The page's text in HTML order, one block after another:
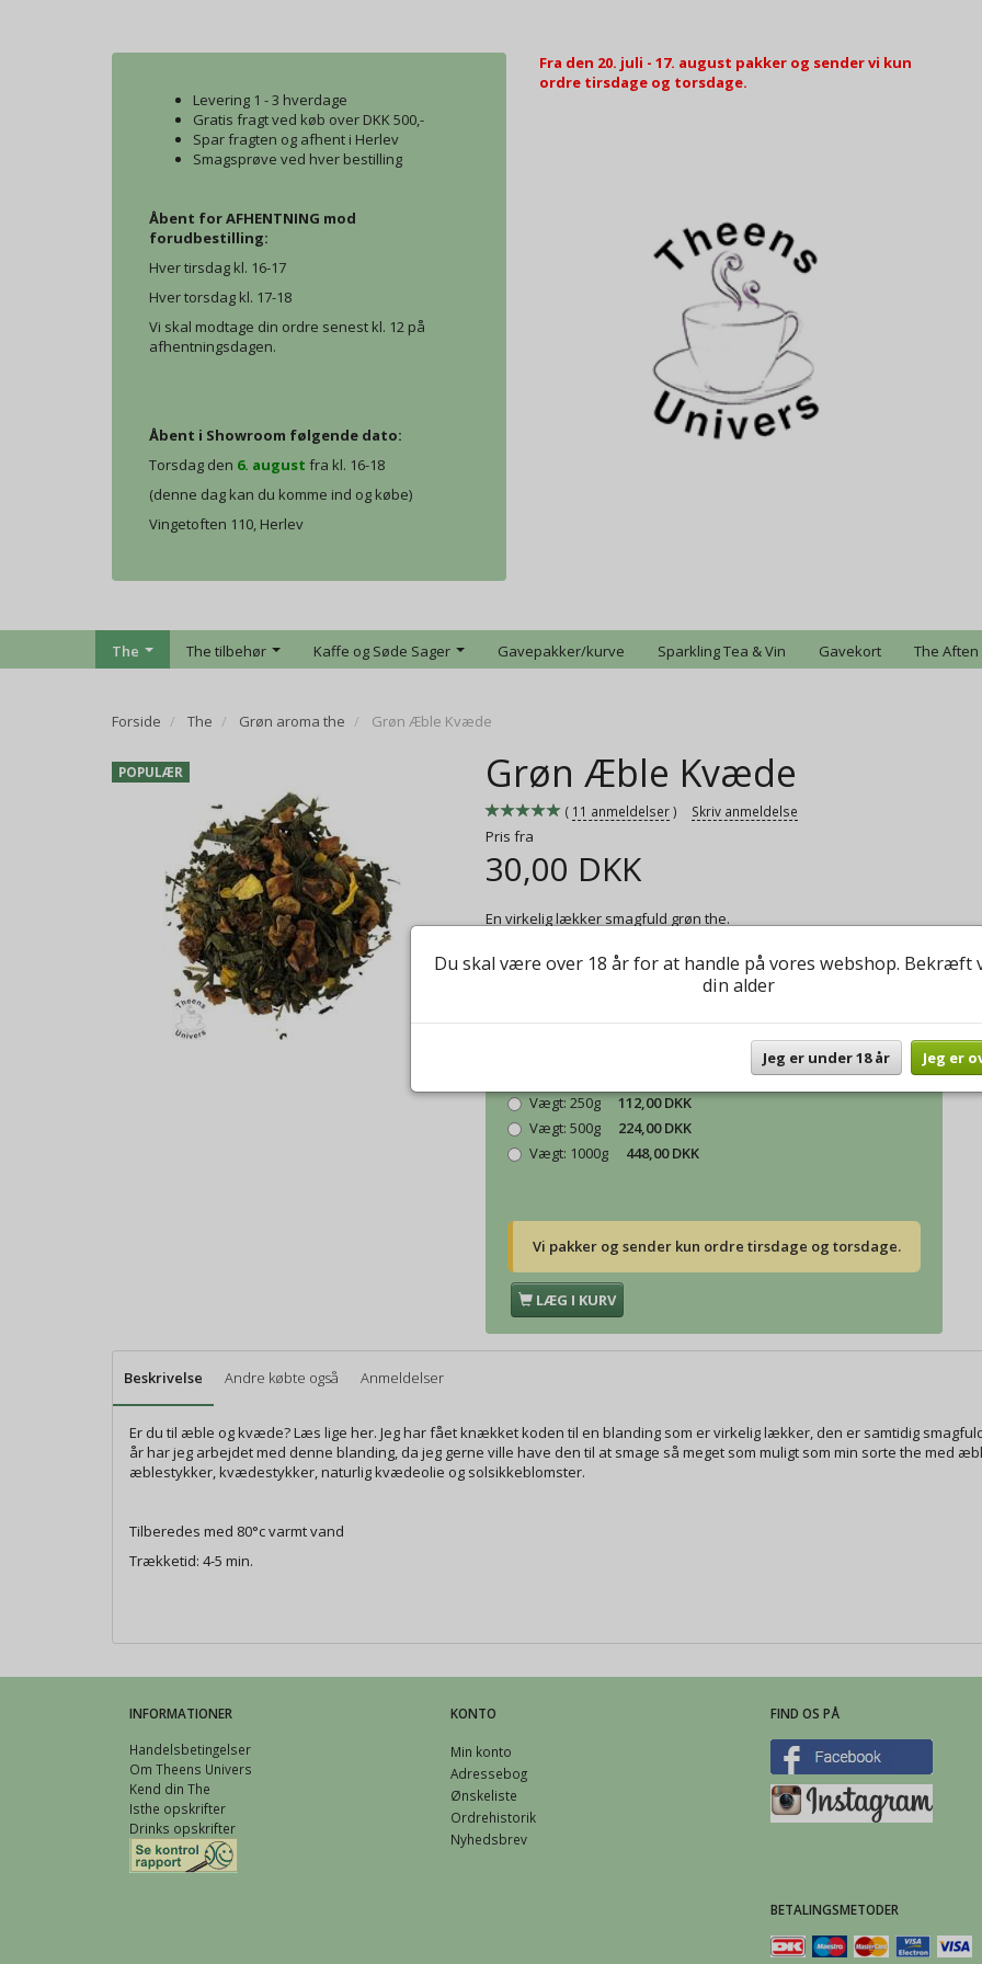
Levering 1 - 3 hverdage
Gratis fragt ved køb over DKK 500,-
Spar fragten og afhent i Herlev
Smagsprøve ved hver bestilling
Åbent for AFHENTNING mod
forudbestilling:
Hver tirsdag kl. 16-17
Hver torsdag kl. 17-18
Vi skal modtage din ordre senest kl. 12 på
afhentningsdagen.
Åbent i Showroom følgende dato:
Torsdag den 6. august fra kl. 16-18
(denne dag kan du komme ind og købe)
Vingetoften 110, Herlev
Fra den 20. juli - 17. august pakker og sender vi kun
ordre tirsdage og torsdage.
The The tilbehør Kaffe og Søde Sager Gavepakker/kurve Sparkling Tea & Vin Gavekort The Aften
Forside The Grøn aroma the Grøn Æble Kvæde
POPULÆR Grøn Æble Kvæde
11 anmeldelser Skriv anmeldelse
Pris fra
30,00 DKK
En virkelig lækker smagfuld grøn the.
Grøn Able Kvæde
Vægt: 250g
112,00 DKK
Vægt: 500g
224,00 DKK
Vægt: 1000g 448,00 DKK
Vi pakker og sender kun ordre tirsdage og torsdage.
LÆG I KURV
Beskrivelse Andre købte også Anmeldelser
Er du til æble og kvæde? Læs lige her. Jeg har fået knækket koden til en blanding som er virkelig lækker, den er samtidig
år har jeg arbejdet med denne blanding, da jeg gerne ville have den til at smage så meget som muligt som min sorte the med
æblestykker, kvædestykker, naturlig kvædeolie og solsikkeblomster.
Tilberedes med 80°c varmt vand
Trækketid: 4-5 min.
INFORMATIONER
Handelsbetingelser
Om Theens Univers
Kend din The
Isthe opskrifter
Drinks opskrifter
KONTO
Min konto
Adressebog
Ønskeliste
Ordrehistorik
Nyhedsbrev
FIND OS PÅ
BETALINGSMETODER
Du skal være over 18 år for at handle på vores webshop. Bekræft
din alder
Jeg er under 18 år Jeg er